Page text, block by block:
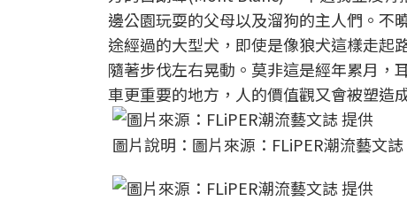
邊公園玩耍的父母以及溜狗的主人們。不
途經過的大型犬，即使是像狼犬這樣走起
隨著步伐左右晃動。莫非這是經年累月，
車更重要的地方，人的價值觀又會被塑造
圖片說明：圖片來源：FLiPER潮流藝文誌